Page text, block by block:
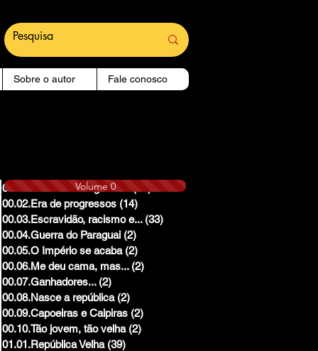
Sobre o autor Fale conosco
00.01.Reinado e Regencias
14 posts
00.02.Era de progressos (14)
00.03.Escravidão, racismo e... (33)
00.04.Guerra do Paraguai (2)
00.05.O Império se acaba (2)
00.06.Me deu cama, mas... (2)
00.07.Ganhadores... (2)
00.08.Nasce a república (2)
00.09.Capoeiras e Caipiras (2)
00.10.Tão jovem, tão velha (2)
01.01.República Velha (39)
Volume 0